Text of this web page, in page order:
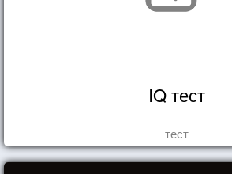
IQ тест
тест